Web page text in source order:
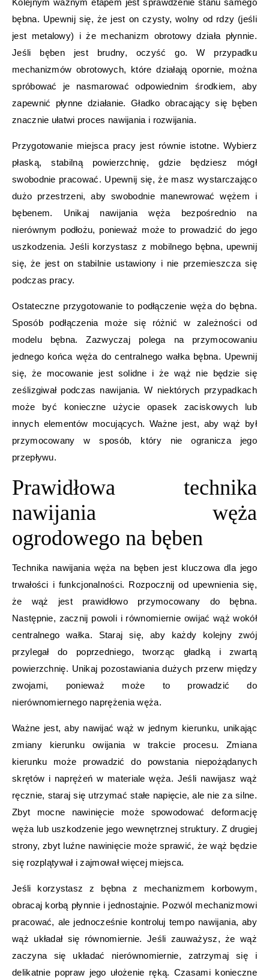
Kolejnym ważnym etapem jest sprawdzenie stanu samego
bębna. Upewnij się, że jest on czysty, wolny od rdzy (jeśli
jest metalowy) i że mechanizm obrotowy działa płynnie.
Jeśli bęben jest brudny, oczyść go. W przypadku
mechanizmów obrotowych, które działają opornie, można
spróbować je nasmarować odpowiednim środkiem, aby
zapewnić płynne działanie. Gładko obracający się bęben
znacznie ułatwi proces nawijania i rozwijania.
Przygotowanie miejsca pracy jest równie istotne. Wybierz
płaską, stabilną powierzchnię, gdzie będziesz mógł
swobodnie pracować. Upewnij się, że masz wystarczająco
dużo przestrzeni, aby swobodnie manewrować wężem i
bębenem. Unikaj nawijania węża bezpośrednio na
nierównym podłożu, ponieważ może to prowadzić do jego
uszkodzenia. Jeśli korzystasz z mobilnego bębna, upewnij
się, że jest on stabilnie ustawiony i nie przemieszcza się
podczas pracy.
Ostateczne przygotowanie to podłączenie węża do bębna.
Sposób podłączenia może się różnić w zależności od
modelu bębna. Zazwyczaj polega na przymocowaniu
jednego końca węża do centralnego wałka bębna. Upewnij
się, że mocowanie jest solidne i że wąż nie będzie się
ześlizgiwał podczas nawijania. W niektórych przypadkach
może być konieczne użycie opasek zaciskowych lub
innych elementów mocujących. Ważne jest, aby wąż był
przymocowany w sposób, który nie ogranicza jego
przepływu.
Prawidłowa technika
nawijania węża
ogrodowego na bęben
Technika nawijania węża na bęben jest kluczowa dla jego
trwałości i funkcjonalności. Rozpocznij od upewnienia się,
że wąż jest prawidłowo przymocowany do bębna.
Następnie, zacznij powoli i równomiernie owijać wąż wokół
centralnego wałka. Staraj się, aby każdy kolejny zwój
przylegał do poprzedniego, tworząc gładką i zwartą
powierzchnię. Unikaj pozostawiania dużych przerw między
zwojami, ponieważ może to prowadzić do
nierównomiernego naprężenia węża.
Ważne jest, aby nawijać wąż w jednym kierunku, unikając
zmiany kierunku owijania w trakcie procesu. Zmiana
kierunku może prowadzić do powstania niepożądanych
skrętów i naprężeń w materiale węża. Jeśli nawijasz wąż
ręcznie, staraj się utrzymać stałe napięcie, ale nie za silne.
Zbyt mocne nawinięcie może spowodować deformację
węża lub uszkodzenie jego wewnętrznej struktury. Z drugiej
strony, zbyt luźne nawinięcie może sprawić, że wąż będzie
się rozplątywał i zajmował więcej miejsca.
Jeśli korzystasz z bębna z mechanizmem korbowym,
obracaj korbą płynnie i jednostajnie. Pozwól mechanizmowi
pracować, ale jednocześnie kontroluj tempo nawijania, aby
wąż układał się równomiernie. Jeśli zauważysz, że wąż
zaczyna się układać nierównomiernie, zatrzymaj się i
delikatnie popraw jego ułożenie ręką. Czasami konieczne